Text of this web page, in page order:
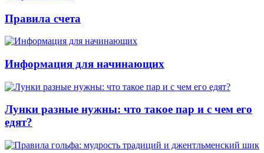
Правила счета
Информация для начинающих
Лунки разные нужны: что такое пар и с чем его
едят?